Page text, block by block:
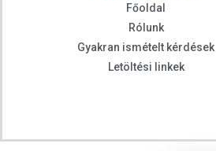
Főoldal
Rólunk
Gyakran ismételt kérdések
Letöltési linkek